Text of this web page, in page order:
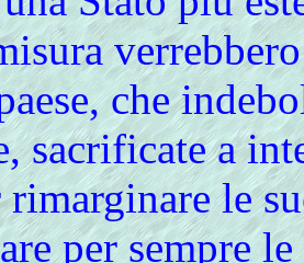
che
sacrificate a
rimarginare le
per sempre